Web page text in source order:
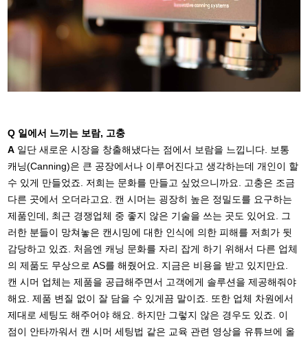
Q 일에서 느끼는 보람, 고충
A 일단 새로운 시장을 창출해냈다는 점에서 보람을 느낍니다. 보통
캐닝(Canning)은 큰 공장에서나 이루어진다고 생각하는데 개인이 할
수 있게 만들었죠. 저희는 문화를 만들고 싶었으니까요. 고충은 조금
다른 곳에서 오더라고요. 캔 시머는 굉장히 높은 정밀도를 요구하는
제품인데, 최근 경쟁업체 중 좋지 않은 기술을 쓰는 곳도 있어요. 그
러한 분들이 망쳐놓은 캔시밍에 대한 인식에 의한 피해를 저희가 뒷
감당하고 있죠. 처음엔 캐닝 문화를 자리 잡게 하기 위해서 다른 업체
의 제품도 무상으로 AS를 해줬어요. 지금은 비용을 받고 있지만요.
캔 시머 업체는 제품을 공급해주면서 고객에게 솔루션을 제공해줘야
해요. 제품 변질 없이 잘 담을 수 있게끔 말이죠. 또한 업체 차원에서
제대로 세팅도 해주어야 해요. 하지만 그렇지 않은 경우도 있죠. 이
점이 안타까워서 캔 시머 세팅법 같은 교육 관련 영상을 유튜브에 올